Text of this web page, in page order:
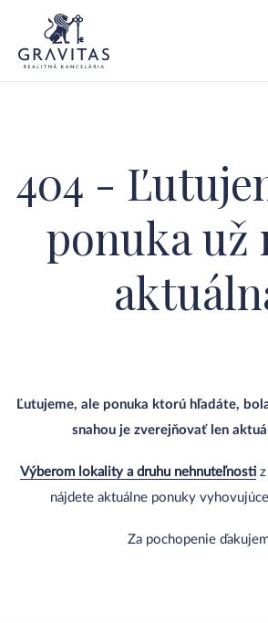
404 -
ponuka už
Ľutujeme, ale ponuka ktorú hľadáte,
snahou je zverejňovať len
Výberom lokality a druhu nehnuteľnostiz
nájdete aktuálne ponuky
Za pochopenie